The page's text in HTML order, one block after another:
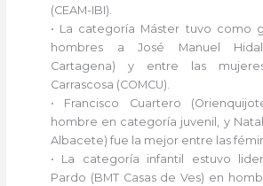
(CEAM-IBI).
• La categoría Máster tuvo como
hombres a José Manuel
Cartagena) y entre las
Carrascosa (COMCU).
• Francisco Cuartero
hombre en categoría juvenil, y
Albacete) fue la mejor entre las
• La categoría infantil estuvo
Pardo (BMT Casas de Ves) en